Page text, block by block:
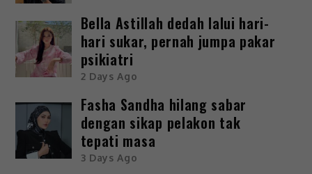
Bella Astillah dedah lalui hari-
hari sukar, pernah jumpa pakar
psikiatri
2 Days Ago
Fasha Sandha hilang sabar
dengan sikap pelakon tak
tepati masa
3 Days Ago